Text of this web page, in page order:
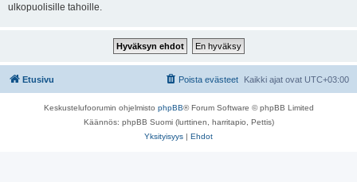
ulkopuolisille tahoille.
Etusivu Kaikki ajat ovat UTC+03:00
Poista evästeet
Keskustelufoorumin ohjelmisto phpBB® Forum Software © phpBB Limited
Käännös: phpBB Suomi (lurttinen, harritapio, Pettis)
Yksityisyys | Ehdot